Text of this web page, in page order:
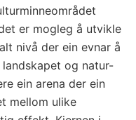
er mogleg å utvikle
nivå der ein evnar å
og natur-
ein arena der ein
mellom ulike